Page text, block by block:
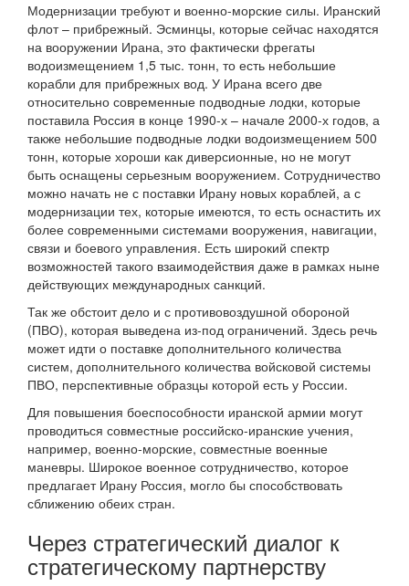
Модернизации требуют и военно-морские силы. Иранский
флот – прибрежный. Эсминцы, которые сейчас находятся
на вооружении Ирана, это фактически фрегаты
водоизмещением 1,5 тыс. тонн, то есть небольшие
корабли для прибрежных вод. У Ирана всего две
относительно современные подводные лодки, которые
поставила Россия в конце 1990-х – начале 2000-х годов, а
также небольшие подводные лодки водоизмещением 500
тонн, которые хороши как диверсионные, но не могут
быть оснащены серьезным вооружением. Сотрудничество
можно начать не с поставки Ирану новых кораблей, а с
модернизации тех, которые имеются, то есть оснастить их
более современными системами вооружения, навигации,
связи и боевого управления. Есть широкий спектр
возможностей такого взаимодействия даже в рамках ныне
действующих международных санкций.
Так же обстоит дело и с противовоздушной обороной
(ПВО), которая выведена из-под ограничений. Здесь речь
может идти о поставке дополнительного количества
систем, дополнительного количества войсковой системы
ПВО, перспективные образцы которой есть у России.
Для повышения боеспособности иранской армии могут
проводиться совместные российско-иранские учения,
например, военно-морские, совместные военные
маневры. Широкое военное сотрудничество, которое
предлагает Ирану Россия, могло бы способствовать
сближению обеих стран.
Через стратегический диалог к
стратегическому партнерству